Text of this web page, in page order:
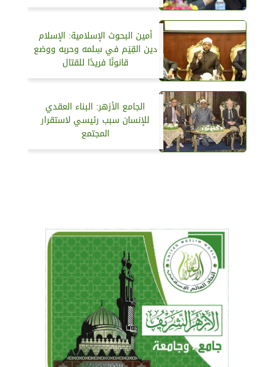
أمين البحوث الإسلامية: الإسلام
دين القِيَم في سِلمه وحربه ووضع
قانونًا فريدًا للقتال
الجامع الأزهر: البناء العقدي
للإنسان سبب رئيسي لاستقرار
المجتمع